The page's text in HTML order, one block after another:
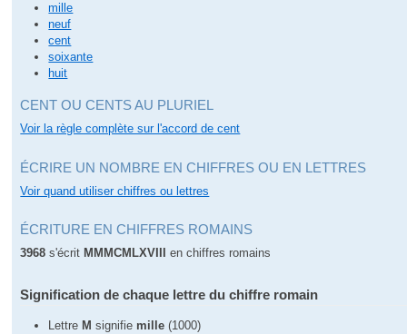
mille
neuf
cent
soixante
huit
CENT OU CENTS AU PLURIEL
Voir la règle complète sur l'accord de cent
ÉCRIRE UN NOMBRE EN CHIFFRES OU EN LETTRES
Voir quand utiliser chiffres ou lettres
ÉCRITURE EN CHIFFRES ROMAINS
3968 s'écrit MMMCMLXVIII en chiffres romains
Signification de chaque lettre du chiffre romain
Lettre M signifie mille (1000)